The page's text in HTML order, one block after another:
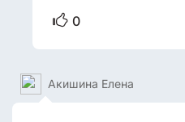
0
Акишина Елена